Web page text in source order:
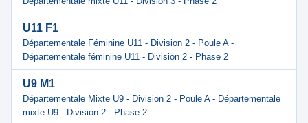
U11 F1
Départementale Féminine U11 - Division 2 - Poule A -
Départementale féminine U11 - Division 2 - Phase 2
U9 M1
Départementale Mixte U9 - Division 2 - Poule A - Départementale
mixte U9 - Division 2 - Phase 2